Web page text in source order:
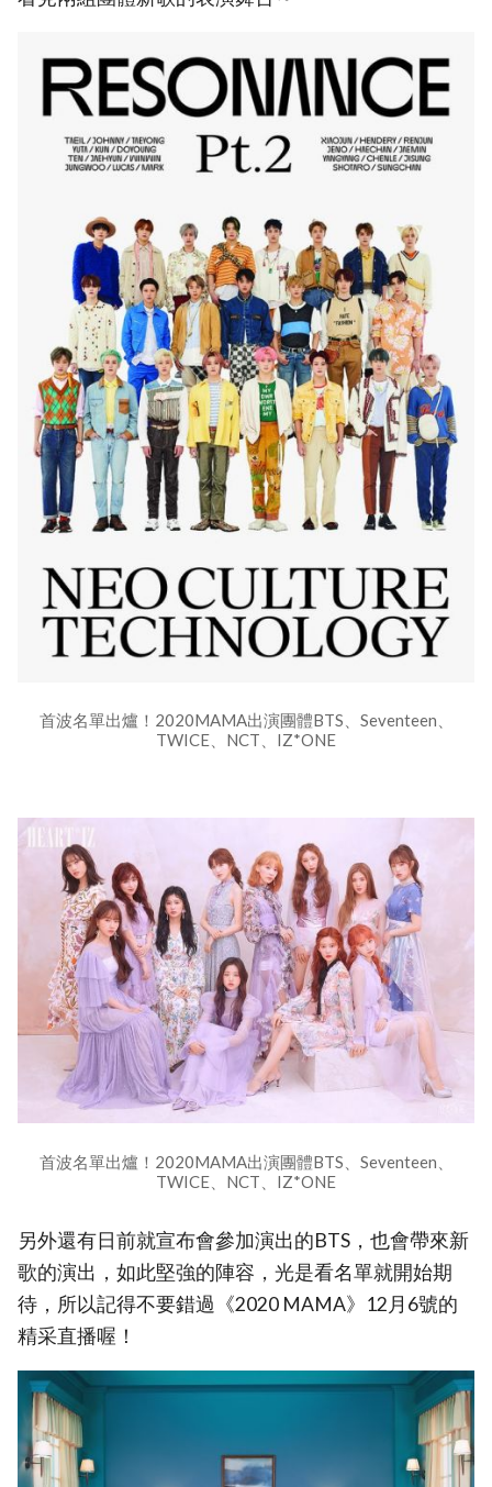
首波名單出爐！2020MAMA出演團體BTS、Seventeen、
TWICE、NCT、IZ*ONE
首波名單出爐！2020MAMA出演團體BTS、Seventeen、
TWICE、NCT、IZ*ONE
另外還有日前就宣布會參加演出的BTS，也會帶來新
歌的演出，如此堅強的陣容，光是看名單就開始期
待，所以記得不要錯過《2020 MAMA》12月6號的
精采直播喔！